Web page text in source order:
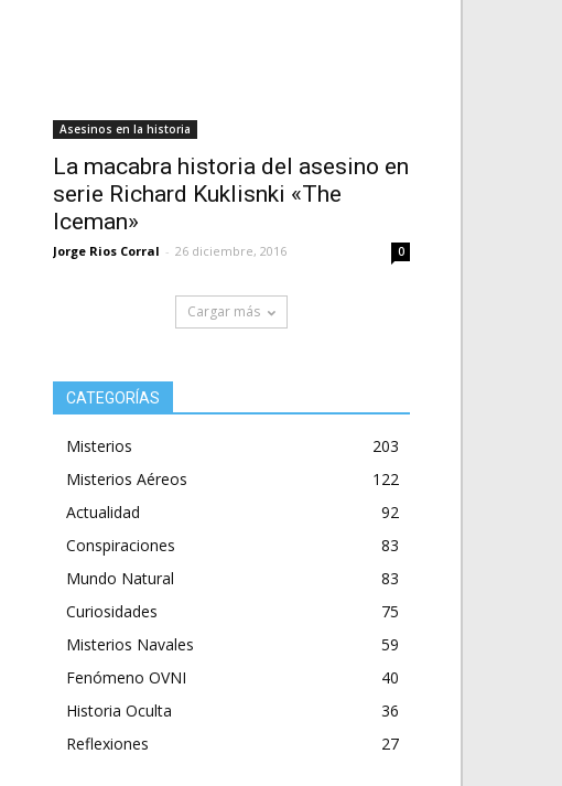
Asesinos en la historia
La macabra historia del asesino en
serie Richard Kuklisnki «The
Iceman»
Jorge Rios Corral - 26 diciembre, 2016 0
Cargar más
CATEGORÍAS
Misterios
203
Misterios Aéreos
122
Actualidad
92
Conspiraciones
83
Mundo Natural
83
Curiosidades
75
Misterios Navales
59
Fenómeno OVNI
40
Historia Oculta
36
Reflexiones
27